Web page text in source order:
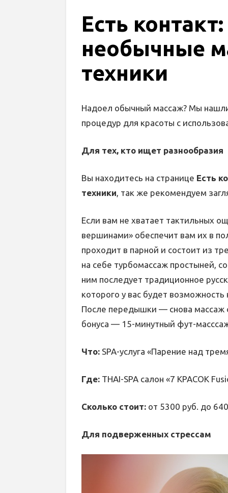
Есть
необычные
техники
Надоел обычный массаж? Мы
процедур для красоты с
Для тех, кто ищет разнообразия
Вы находитесь на странице Есть
техники , так же рекомендуем
Если вам не хватает тактильных
вершинами» обеспечит вам их в
проходит в парной и состоит из
на себе турбомассаж простыней,
ним последует традиционное
которого у вас будет
После передышки — снова массаж
бонуса — 15-минутный фут-
Что: SPA-услуга «Парение над
Где: THAI-SPA салон «7 КРАСОК
Сколько стоит: от 5300 руб. до
Для подверженных стрессам